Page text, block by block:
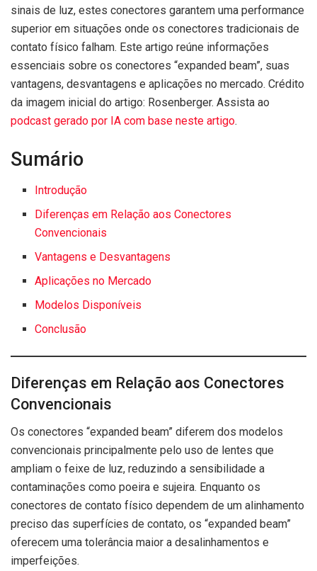
sinais de luz, estes conectores garantem uma performance
superior em situações onde os conectores tradicionais de
contato físico falham. Este artigo reúne informações
essenciais sobre os conectores “expanded beam”, suas
vantagens, desvantagens e aplicações no mercado. Crédito
da imagem inicial do artigo: Rosenberger. Assista ao
podcast gerado por IA com base neste artigo.
Sumário
Introdução
Diferenças em Relação aos Conectores
Convencionais
Vantagens e Desvantagens
Aplicações no Mercado
Modelos Disponíveis
Conclusão
Diferenças em Relação aos Conectores
Convencionais
Os conectores “expanded beam” diferem dos modelos
convencionais principalmente pelo uso de lentes que
ampliam o feixe de luz, reduzindo a sensibilidade a
contaminações como poeira e sujeira. Enquanto os
conectores de contato físico dependem de um alinhamento
preciso das superfícies de contato, os “expanded beam”
oferecem uma tolerância maior a desalinhamentos e
imperfeições.